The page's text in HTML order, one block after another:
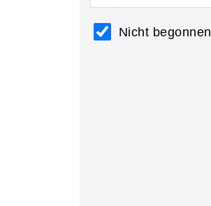
Nicht begonnen